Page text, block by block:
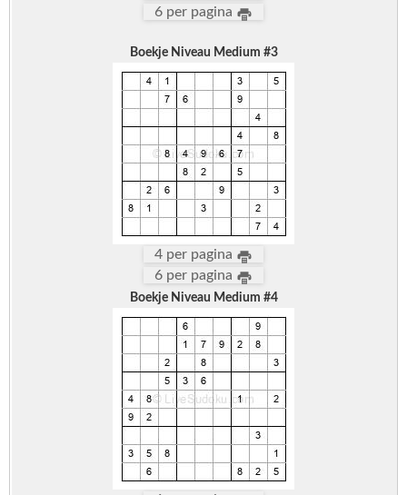
6 per pagina
Boekje Niveau Medium #3
4 per pagina
6 per pagina
Boekje Niveau Medium #4